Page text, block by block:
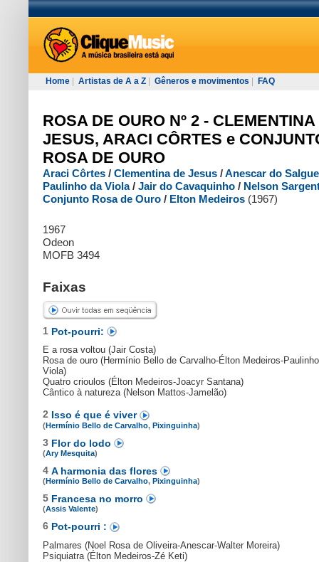
Home Artistas de A a Z Gêneros e movimentos FAQ
ROSA DE OURO Nº 2 - CLEMENTINA
JESUS, ARACI CÔRTES e
ROSA DE OURO
Araci Côrtes / Clementina de Jesus /Anescar do
Paulinho da Viola/ Jair do Cavaquinho / Nelson
Conjunto Rosa de Ouro / Elton Medeiros (1967)
1967
Odeon
MOFB 3494
Faixas
1 Pot-pourri:
E a rosa voltou (Jair Costa)
Rosa de ouro (Hermínio Bello de Carvalho-Élton Medeiros-
Viola)
Quatro crioulos (Élton Medeiros-Joacyr Santana)
Cântico à natureza (Nelson Mattos-Jamelão)
2 Isso é que é viver
(Hermínio Bello de Carvalho, Pixinguinha)
3 Flor do lodo
(Ary Mesquita)
4 A harmonia das flores
(Hermínio Bello de Carvalho, Pixinguinha)
5 Francesa no morro
(Assis Valente)
6 Pot-pourri :
Palmares (Noel Rosa de Oliveira-Anescar-Walter Moreira)
Psiquiatra (Élton Medeiros-Zé Keti)